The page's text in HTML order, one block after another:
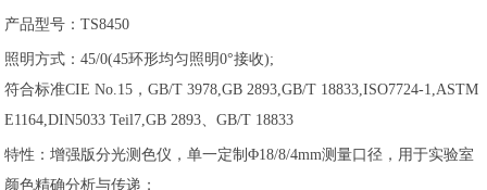
产品型号：TS8450
照明方式：45/0(45环形均匀照明0°接收);
符合标准CIE No.15，GB/T 3978,GB 2893,GB/T 18833,ISO7724-1,ASTM
E1164,DIN5033 Teil7,GB 2893、GB/T 18833
特性：增强版分光测色仪，单一定制Φ18/8/4mm测量口径，用于实验室
颜色精确分析与传递；